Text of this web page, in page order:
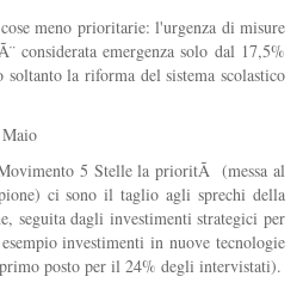
meno prioritarie: l'urgenza di misure
considerata emergenza solo dal 17,5%
la riforma del sistema scolastico
5 Stelle la prioritÃ (messa al
ci sono il taglio agli sprechi della
seguita dagli investimenti strategici per
investimenti in nuove tecnologie
posto per il 24% degli intervistati).